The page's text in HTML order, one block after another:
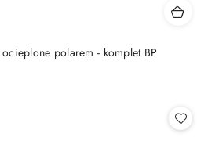
polarem - komplet BP